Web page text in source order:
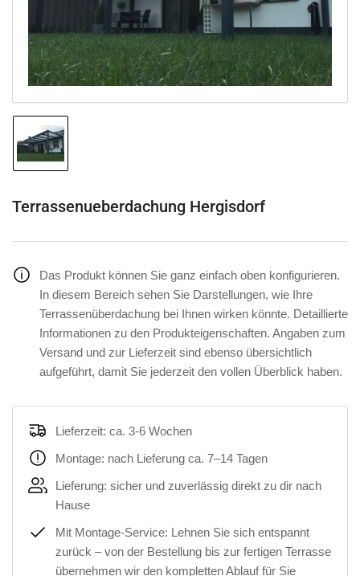
Modal
öffnen
Bild
in
Galerieansicht
Terrassenueberdachung Hergisdorf
Das Produkt können Sie ganz einfach oben konfigurieren.
In diesem Bereich sehen Sie Darstellungen, wie Ihre
Terrassenüberdachung bei Ihnen wirken könnte. Detaillierte
Informationen zu den Produkteigenschaften. Angaben zum
Versand und zur Lieferzeit sind ebenso übersichtlich
aufgeführt, damit Sie jederzeit den vollen Überblick haben.
Lieferzeit: ca. 3-6 Wochen
Montage: nach Lieferung ca. 7–14 Tagen
Lieferung: sicher und zuverlässig direkt zu dir nach
Hause
Mit Montage-Service: Lehnen Sie sich entspannt
zurück – von der Bestellung bis zur fertigen Terrasse
übernehmen wir den kompletten Ablauf für Sie